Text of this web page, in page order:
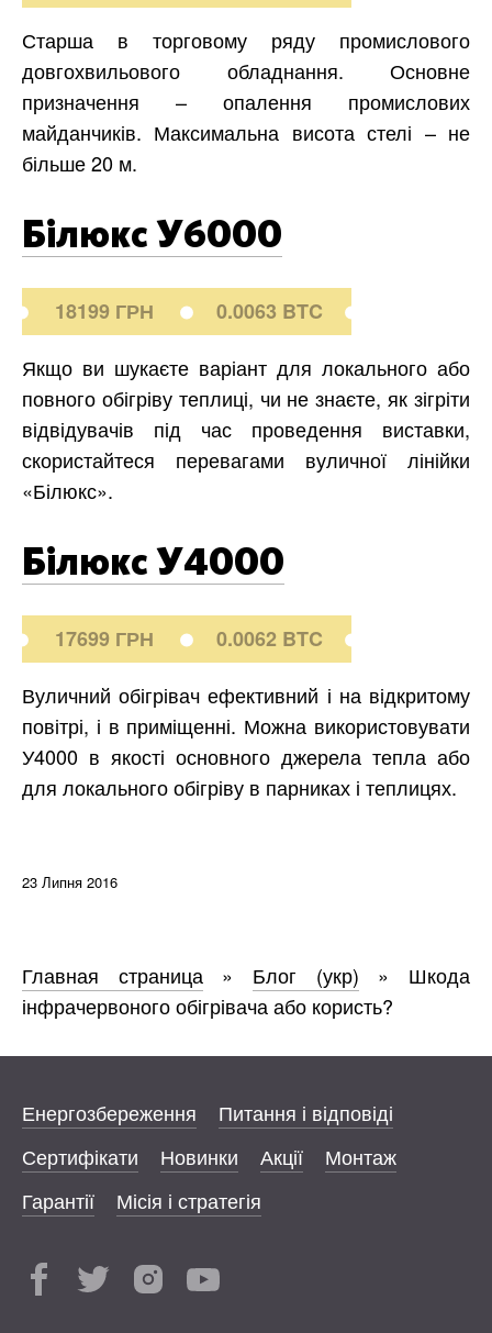
Старша в торговому ряду промислового
довгохвильового обладнання. Основне
призначення – опалення промислових
майданчиків. Максимальна висота стелі – не
більше 20 м.
Білюкс У6000
18199 ГРН
0.0063 BTC
Якщо ви шукаєте варіант для локального або
повного обігріву теплиці, чи не знаєте, як зігріти
відвідувачів під час проведення виставки,
скористайтеся перевагами вуличної лінійки
«Білюкс».
Білюкс У4000
17699 ГРН
0.0062 BTC
Вуличний обігрівач ефективний і на відкритому
повітрі, і в приміщенні. Можна використовувати
У4000 в якості основного джерела тепла або
для локального обігріву в парниках і теплицях.
23 Липня 2016
Главная страница» Блог (укр) » Шкода
інфрачервоного обігрівача або користь?
Енергозбереження
Питання і відповіді
Сертифікати
Новинки Акції
Монтаж
Гарантії
Місія і стратегія